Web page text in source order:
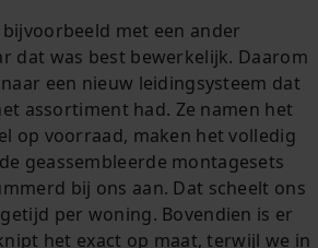
met een ander
dat was best bewerkelijk. Daarom
een nieuw leidingsysteem dat
assortiment had. Ze namen het
op voorraad, maken het volledig
geassembleerde montagesets
bij ons aan. Dat scheelt ons
per woning. Bovendien is er
het exact op maat, terwijl we in